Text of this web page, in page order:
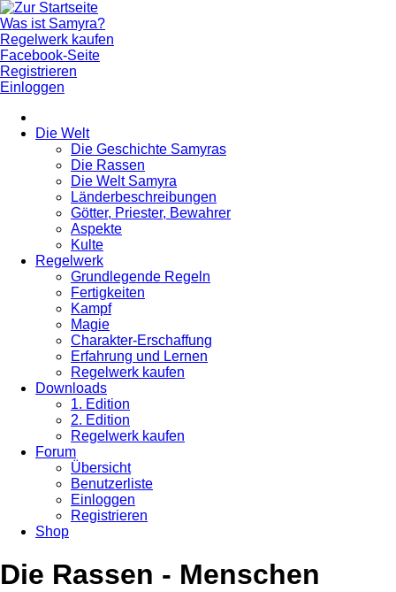
Was ist Samyra?
Regelwerk kaufen
Facebook-Seite
Registrieren
Einloggen
Die Welt
Die Geschichte Samyras
Die Rassen
Die Welt Samyra
Länderbeschreibungen
Götter, Priester, Bewahrer
Aspekte
Kulte
Regelwerk
Grundlegende Regeln
Fertigkeiten
Kampf
Magie
Charakter-Erschaffung
Erfahrung und Lernen
Regelwerk kaufen
Downloads
1. Edition
2. Edition
Regelwerk kaufen
Forum
Übersicht
Benutzerliste
Einloggen
Registrieren
Shop
Die Rassen - Menschen